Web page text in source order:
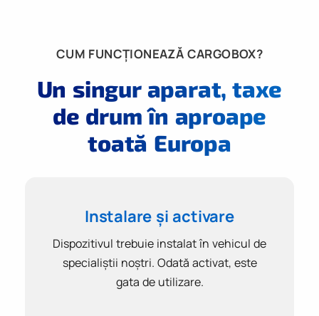
CUM FUNCȚIONEAZĂ CARGOBOX?
Un singur aparat, taxe
de drum în aproape
toată Europa
Instalare și activare
Dispozitivul trebuie instalat în vehicul de
specialiștii noștri. Odată activat, este
gata de utilizare.